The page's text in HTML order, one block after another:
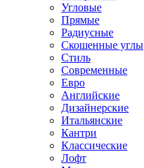
Угловые
Прямые
Радиусные
Скошенные углы
Стиль
Современные
Евро
Английские
Дизайнерские
Итальянские
Кантри
Классические
Лофт